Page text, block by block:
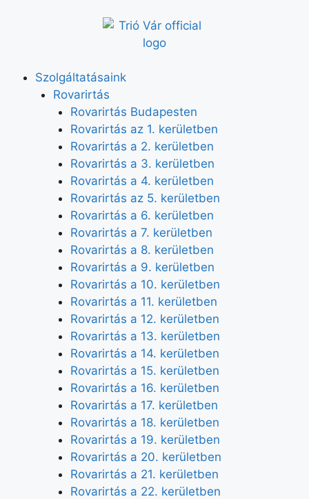
Szolgáltatásaink
Rovarirtás
Rovarirtás Budapesten
Rovarirtás az 1. kerületben
Rovarirtás a 2. kerületben
Rovarirtás a 3. kerületben
Rovarirtás a 4. kerületben
Rovarirtás az 5. kerületben
Rovarirtás a 6. kerületben
Rovarirtás a 7. kerületben
Rovarirtás a 8. kerületben
Rovarirtás a 9. kerületben
Rovarirtás a 10. kerületben
Rovarirtás a 11. kerületben
Rovarirtás a 12. kerületben
Rovarirtás a 13. kerületben
Rovarirtás a 14. kerületben
Rovarirtás a 15. kerületben
Rovarirtás a 16. kerületben
Rovarirtás a 17. kerületben
Rovarirtás a 18. kerületben
Rovarirtás a 19. kerületben
Rovarirtás a 20. kerületben
Rovarirtás a 21. kerületben
Rovarirtás a 22. kerületben